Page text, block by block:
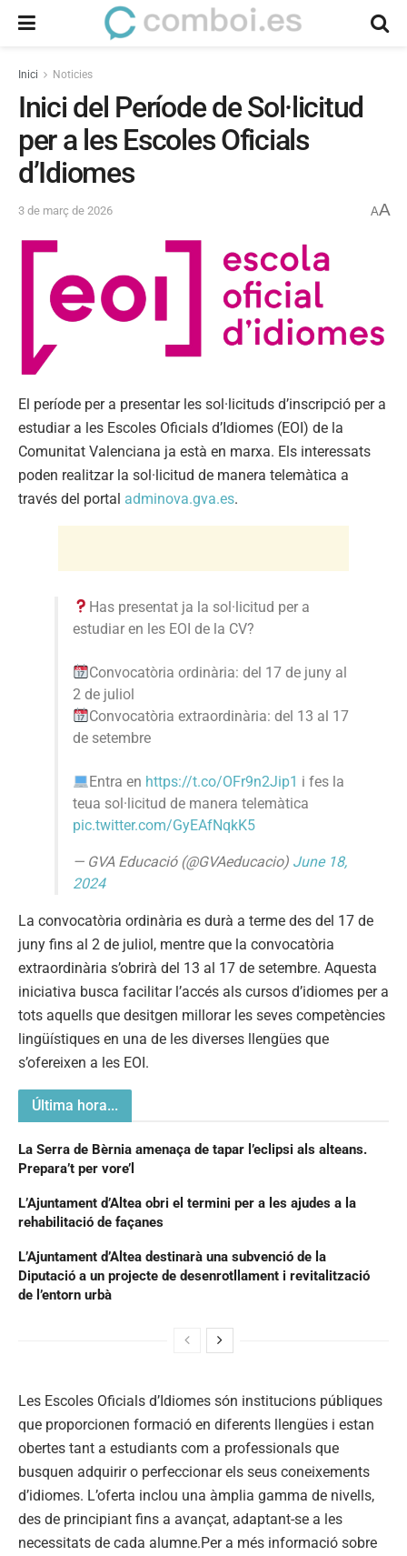
Inici Noticies
Inici del Període de Sol·licitud
per a les Escoles Oficials
d’Idiomes
3 de març de 2026 AA
El període per a presentar les sol·licituds d’inscripció per a
estudiar a les Escoles Oficials d’Idiomes (EOI) de la
Comunitat Valenciana ja està en marxa. Els interessats
poden realitzar la sol·licitud de manera telemàtica a
través del portal adminova.gva.es.
Has presentat ja la sol·licitud per a
estudiar en les EOI de la CV?
Convocatòria ordinària: del 17 de juny al
2 de juliol
Convocatòria extraordinària: del 13 al 17
de setembre
Entra en https://t.co/OFr9n2Jip1 i fes la
teua sol·licitud de manera telemàtica
pic.twitter.com/GyEAfNqkK5
— GVA Educació (@GVAeducacio) June 18,
2024
La convocatòria ordinària es durà a terme des del 17 de
juny fins al 2 de juliol, mentre que la convocatòria
extraordinària s’obrirà del 13 al 17 de setembre. Aquesta
iniciativa busca facilitar l’accés als cursos d’idiomes per a
tots aquells que desitgen millorar les seves competències
lingüístiques en una de les diverses llengües que
s’ofereixen a les EOI.
Última hora...
La Serra de Bèrnia amenaça de tapar l’eclipsi als alteans.
Prepara’t per vore’l
L’Ajuntament d’Altea obri el termini per a les ajudes a la
rehabilitació de façanes
L’Ajuntament d’Altea destinarà una subvenció de la
Diputació a un projecte de desenrotllament i revitalització
de l’entorn urbà
Les Escoles Oficials d’Idiomes són institucions públiques
que proporcionen formació en diferents llengües i estan
obertes tant a estudiants com a professionals que
busquen adquirir o perfeccionar els seus coneixements
d’idiomes. L’oferta inclou una àmplia gamma de nivells,
des de principiant fins a avançat, adaptant-se a les
necessitats de cada alumne.Per a més informació sobre